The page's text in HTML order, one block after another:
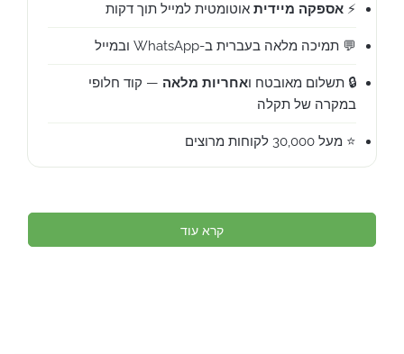
⚡ אספקה מיידית אוטומטית למייל תוך דקות
💬 תמיכה מלאה בעברית ב-WhatsApp ובמייל
🔒 תשלום מאובטח ואחריות מלאה — קוד חלופי
במקרה של תקלה
⭐ מעל 30,000 לקוחות מרוצים
קרא עוד